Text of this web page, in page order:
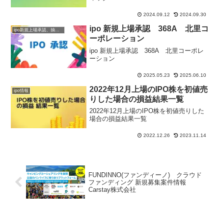
2024.09.12 2024.09.30
ipo新規上場承認、抽選情報
ipo 新規上場承認 368A 北里コ
ーポレーション
ipo 新規上場承認 368A 北里コーポレ
ーション
2025.05.23 2025.06.10
ipo情報
2022年12月上場のIPO株を初値売
りした場合の損益結果一覧
2022年12月上場のIPO株を初値売りした
場合の損益結果一覧
2022.12.26 2023.11.14
FUNDINNO(ファンディーノ) クラウド
ファンディング 新規募集案件情報
Carstay株式会社